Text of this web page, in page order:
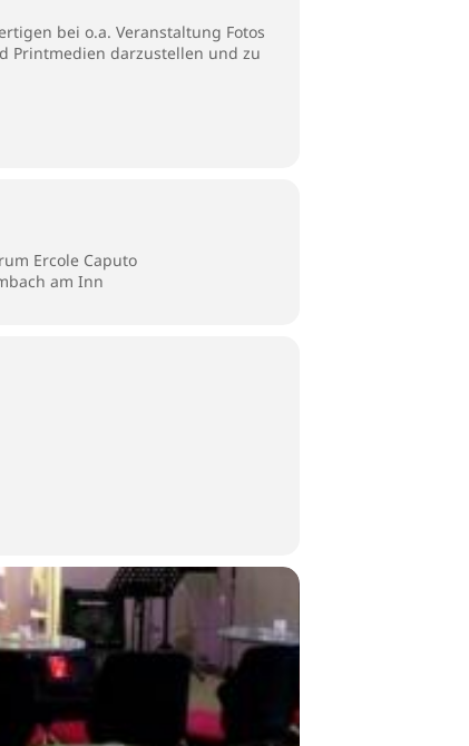
bei o.a. Veranstaltung Fotos
Printmedien darzustellen und zu
Ercole Caputo
am Inn